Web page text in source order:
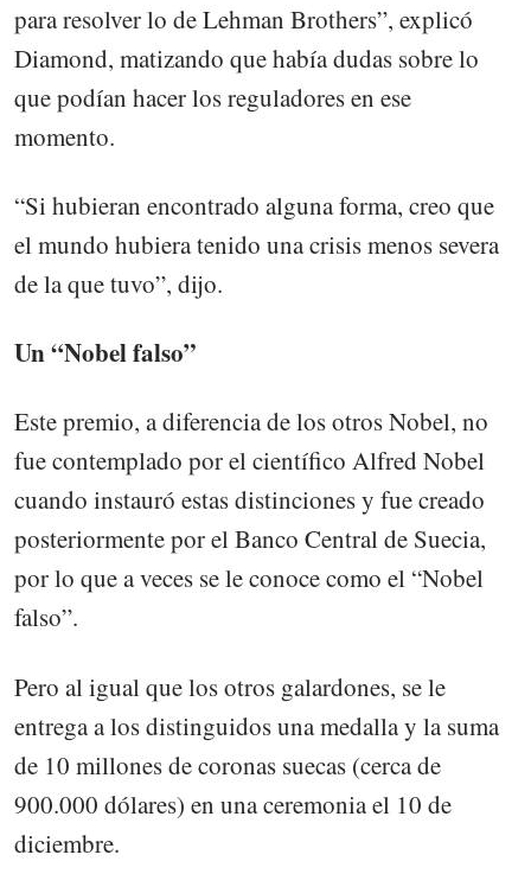
para resolver lo de Lehman Brothers”, explicó
Diamond, matizando que había dudas sobre lo
que podían hacer los reguladores en ese
momento.
“Si hubieran encontrado alguna forma, creo que
el mundo hubiera tenido una crisis menos severa
de la que tuvo”, dijo.
Un “Nobel falso”
Este premio, a diferencia de los otros Nobel, no
fue contemplado por el científico Alfred Nobel
cuando instauró estas distinciones y fue creado
posteriormente por el Banco Central de Suecia,
por lo que a veces se le conoce como el “Nobel
falso”.
Pero al igual que los otros galardones, se le
entrega a los distinguidos una medalla y la suma
de 10 millones de coronas suecas (cerca de
900.000 dólares) en una ceremonia el 10 de
diciembre.